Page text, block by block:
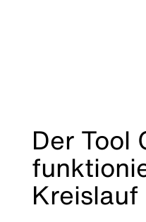
Der Tool
Kreislauf